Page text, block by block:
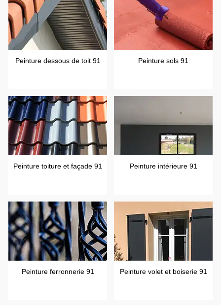
Peinture dessous de toit 91 Peinture sols 91
Peinture toiture et façade 91 Peinture intérieure 91
Peinture ferronnerie 91 Peinture volet et boiserie 91